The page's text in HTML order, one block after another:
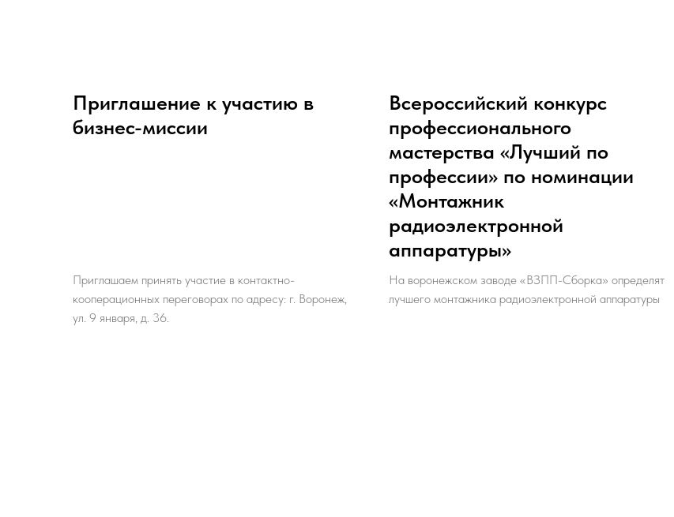
Приглашение к участию в
бизнес-миссии
Приглашаем принять участие в контактно-
кооперационных переговорах по адресу: г. Воронеж,
ул. 9 января, д. 36.
Всероссийский конкурс
профессионального
мастерства «Лучший по
профессии» по номинации
«Монтажник
радиоэлектронной
аппаратуры»
На воронежском заводе «ВЗПП-Сборка» определят
лучшего монтажника радиоэлектронной аппаратуры